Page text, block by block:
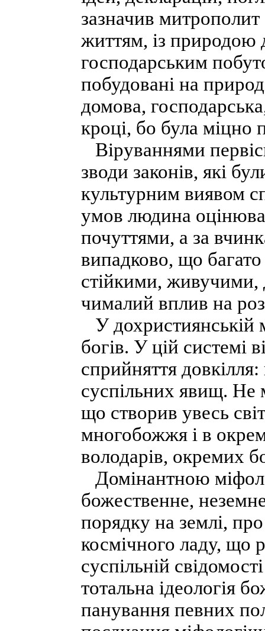
зазначив митрополит
життям, із природою
господарським
побудовані на
домова,
кроці, бо була міцно
Віруваннями
зводи законів, які
культурним виявом
умов людина
почуттями, а за
випадково, що
стійкими, живучими,
чималий вплив на
У дохристиянській
богів. У цій системі
сприйняття
суспільних явищ. Не
що створив увесь
многобожжя і в
володарів, окремих
Домінантною
божественне,
порядку на землі,
космічного ладу, що
суспільній
тотальна ідеологія
панування певних